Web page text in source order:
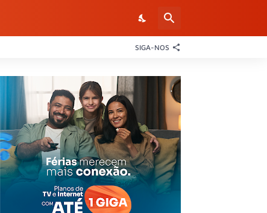
SIGA-NOS